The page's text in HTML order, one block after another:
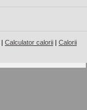
| Calculator calorii | Calorii